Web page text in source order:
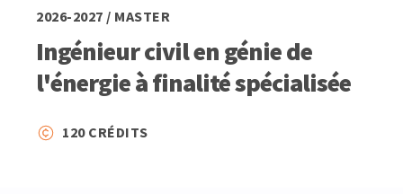
2026-2027 / MASTER
Ingénieur civil en génie de
l'énergie à finalité spécialisée
120 CRÉDITS